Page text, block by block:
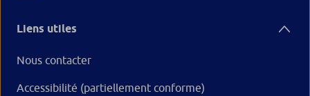
Liens utiles
Nous contacter
Accessibilité (partiellement conforme)